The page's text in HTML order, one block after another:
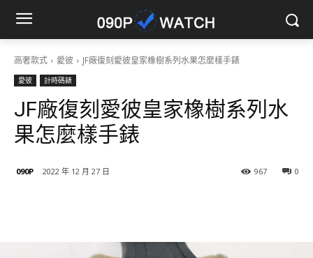
高奢款式 愛彼 JF廠復刻愛彼皇家橡樹系列水果怎麼樣手錶
愛彼 計時碼錶
JF廠復刻愛彼皇家橡樹系列水
果怎麼樣手錶
090P 2022 年 12 月 27 日 0
967